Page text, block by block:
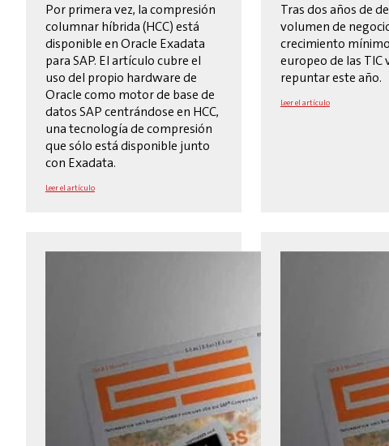
Por primera vez, la compresión
columnar híbrida (HCC) está
disponible en Oracle Exadata
para SAP. El artículo cubre el
uso del propio hardware de
Oracle como motor de base de
datos SAP centrándose en HCC,
una tecnología de compresión
que sólo está disponible junto
con Exadata.
Leer el artículo
Tras dos años de
volumen de
crecimiento
europeo de las TIC
repuntar este año.
Leer el artículo